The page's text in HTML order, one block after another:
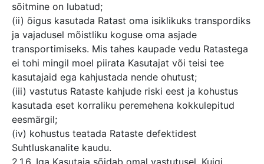
sõitmine on lubatud;
(ii) õigus kasutada Ratast oma isiklikuks transpordiks
ja vajadusel mõistliku koguse oma asjade
transportimiseks. Mis tahes kaupade vedu Ratastega
ei tohi mingil moel piirata Kasutajat või teisi tee
kasutajaid ega kahjustada nende ohutust;
(iii) vastutus Rataste kahjude riski eest ja kohustus
kasutada eset korraliku peremehena kokkulepitud
eesmärgil;
(iv) kohustus teatada Rataste defektidest
Suhtluskanalite kaudu.
2.1.6. Iga Kasutaja sõidab omal vastutusel. Kuigi